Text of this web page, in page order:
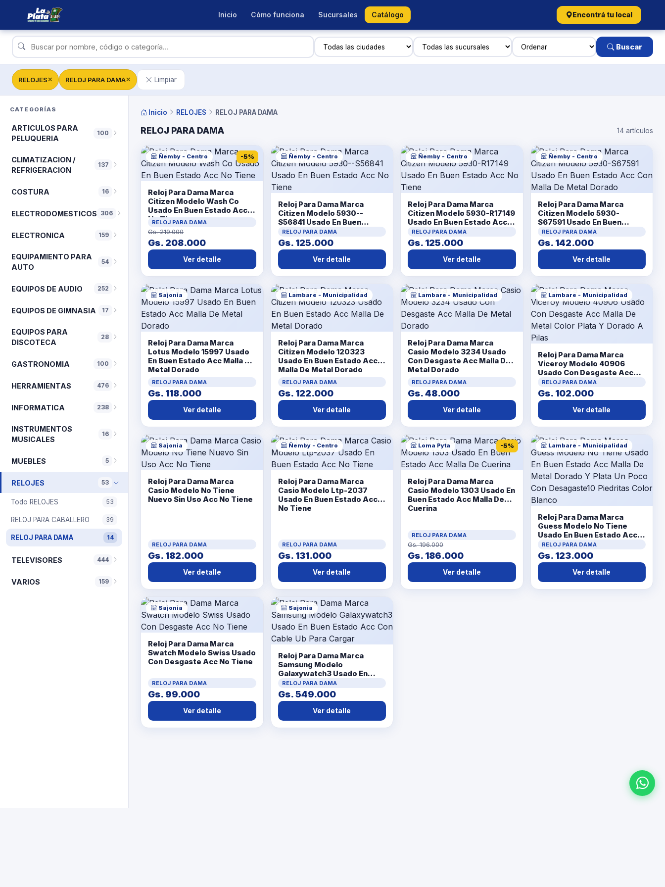
Inicio Cómo funciona Sucursales Catálogo Encontrá tu local
Buscar
RELOJES✕ RELOJ PARA DAMA✕ Limpiar
CATEGORÍAS
ARTICULOS PARA
PELUQUERIA
100
CLIMATIZACION /
REFRIGERACION
137
COSTURA 16
ELECTRODOMESTICOS 306
ELECTRONICA 159
EQUIPAMIENTO PARA
AUTO
54
EQUIPOS DE AUDIO 252
EQUIPOS DE GIMNASIA 17
EQUIPOS PARA
DISCOTECA
28
GASTRONOMIA 100
HERRAMIENTAS 476
INFORMATICA 238
INSTRUMENTOS
MUSICALES
16
MUEBLES 5
RELOJES 53
Todo RELOJES 53
RELOJ PARA CABALLERO 39
RELOJ PARA DAMA 14
TELEVISORES 444
VARIOS 159
Inicio RELOJES RELOJ PARA DAMA
RELOJ PARA DAMA 14 artículos
Ñemby - Centro -5%
Reloj Para Dama Marca
Citizen Modelo Wash Co
Usado En Buen Estado Acc
No Tiene
RELOJ PARA DAMA
Gs. 219.000
Gs. 208.000
Ver detalle
Ñemby - Centro
Reloj Para Dama Marca
Citizen Modelo 5930--
S56841 Usado En Buen
Estado Acc No Tiene
RELOJ PARA DAMA
Gs. 125.000
Ver detalle
Ñemby - Centro
Reloj Para Dama Marca
Citizen Modelo 5930-R17149
Usado En Buen Estado Acc
No Tiene
RELOJ PARA DAMA
Gs. 125.000
Ver detalle
Ñemby - Centro
Reloj Para Dama Marca
Citizen Modelo 5930-
S67591 Usado En Buen
Estado Acc Con Malla De
Metal Dorado
RELOJ PARA DAMA
Gs. 142.000
Ver detalle
Sajonia
Reloj Para Dama Marca
Lotus Modelo 15997 Usado
En Buen Estado Acc Malla De
Metal Dorado
RELOJ PARA DAMA
Gs. 118.000
Ver detalle
Lambare - Municipalidad
Reloj Para Dama Marca
Citizen Modelo 120323
Usado En Buen Estado Acc
Malla De Metal Dorado
RELOJ PARA DAMA
Gs. 122.000
Ver detalle
Lambare - Municipalidad
Reloj Para Dama Marca
Casio Modelo 3234 Usado
Con Desgaste Acc Malla De
Metal Dorado
RELOJ PARA DAMA
Gs. 48.000
Ver detalle
Lambare - Municipalidad
Reloj Para Dama Marca
Viceroy Modelo 40906
Usado Con Desgaste Acc
Malla De Metal Color Plata Y
Dorado A Pilas
RELOJ PARA DAMA
Gs. 102.000
Ver detalle
Sajonia
Reloj Para Dama Marca
Casio Modelo No Tiene
Nuevo Sin Uso Acc No Tiene
RELOJ PARA DAMA
Gs. 182.000
Ver detalle
Ñemby - Centro
Reloj Para Dama Marca
Casio Modelo Ltp-2037
Usado En Buen Estado Acc
No Tiene
RELOJ PARA DAMA
Gs. 131.000
Ver detalle
Loma Pyta -5%
Reloj Para Dama Marca
Casio Modelo 1303 Usado En
Buen Estado Acc Malla De
Cuerina
RELOJ PARA DAMA
Gs. 196.000
Gs. 186.000
Ver detalle
Lambare - Municipalidad
Reloj Para Dama Marca
Guess Modelo No Tiene
Usado En Buen Estado Acc
Malla De Metal Dorado Y
Plata Un Poco Con
Desagaste10 Piedritas
Color Blanco
RELOJ PARA DAMA
Gs. 123.000
Ver detalle
Sajonia
Reloj Para Dama Marca
Swatch Modelo Swiss Usado
Con Desgaste Acc No Tiene
RELOJ PARA DAMA
Gs. 99.000
Ver detalle
Sajonia
Reloj Para Dama Marca
Samsung Modelo
Galaxywatch3 Usado En
Buen Estado Acc Con Cable
Ub Para Cargar
RELOJ PARA DAMA
Gs. 549.000
Ver detalle